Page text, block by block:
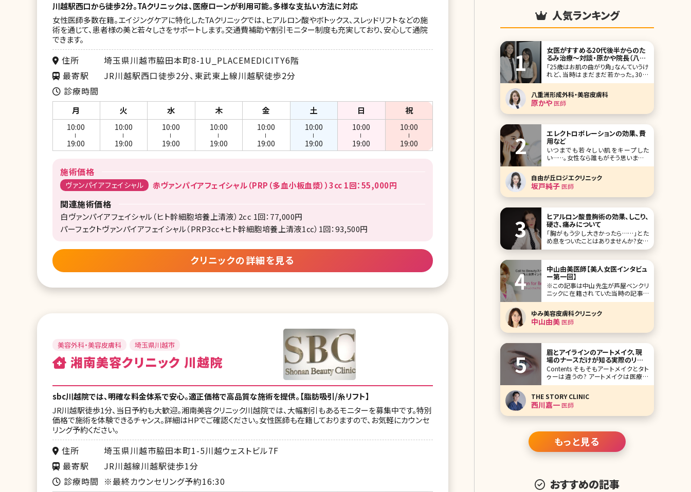
川越駅西口から徒歩2分。TAクリニックは、医療ローンが利用可能。多様な支払い方法に対応
女性医師多数在籍。エイジングケアに特化したTAクリニックでは、ヒアルロン酸やボトックス、スレッドリフトなどの施
術を通じて、患者様の美と若々しさをサポートします。交通費補助や割引モニター制度も充実しており、安心して通院
できます。
住所
埼玉県川越市脇田本町8-1U_PLACEMEDICITY6階
最寄駅
JR川越駅西口徒歩2分、東武東上線川越駅徒歩2分
診療時間
月 火 水 木 金 土 日 祝
10:00
19:00
10:00
19:00
10:00
19:00
10:00
19:00
10:00
19:00
10:00
19:00
10:00
19:00
10:00
19:00
施術価格
ヴァンパイアフェイシャル 赤ヴァンパイアフェイシャル（PRP（多血小板血漿））3cc 1回：55,000円
関連施術価格
白ヴァンパイアフェイシャル（ヒト幹細胞培養上清液）2cc 1回：77,000円
パーフェクトヴァンパイアフェイシャル（PRP3cc+ヒト幹細胞培養上清液1㏄）1回：93,500円
クリニックの詳細を見る
美容外科・美容皮膚科 埼玉県川越市
湘南美容クリニック 川越院
sbc川越院では、明確な料金体系で安心。適正価格で高品質な施術を提供。【脂肪吸引/糸リフト】
JR川越駅徒歩1分、当日予約も大歓迎。湘南美容クリニック川越院では、大幅割引もあるモニターを募集中です。特別
価格で施術を体験できるチャンス。詳細はHPでご確認ください。女性医師も在籍しておりますので、お気軽にカウンセ
リング予約ください。
住所
埼玉県川越市脇田本町1-5川越ウェストビル7F
最寄駅
JR川越線川越駅徒歩1分
診療時間 ※最終カウンセリング予約16:30
人気ランキング
女医がすすめる20代後半からのた
るみ治療〜対談・原かや院長（八重
洲形成外科・美容皮膚科）✕北条か
や〜
「25歳はお肌の曲がり角」なんていうけ
れど、当時はまだまだ若かった。30歳
が近づくにつれ、気になる頬のたるみ、
毛穴、目元……。アンチエイジングを始
めるにはまだ早い気がするけれど、ど
んなケアをすればいいの?美容皮膚科・
外科って怖くない?そんな疑問を解決す
八重洲形成外科・美容皮膚科
原かや医師
エレクトロポレーションの効果、費
用など
いつまでも若々しい肌をキープした
い……。女性なら誰もがそう思いますよ
ね。自宅でのケアはもちろん、美容外
科・美容皮膚科でもさまざまな美肌治
療を受けることができますが、リスクの
伴うものやダウンタイムがある施術は
受けたくないという方もいるのではな
自由が丘ロジエクリニック
坂戸純子医師
ヒアルロン酸豊胸術の効果、しこり、
硬さ、痛みについて
「胸がもう少し大きかったら……」とた
め息をついたことはありませんか?女性
なら誰もが憧れる豊かなバスト。でも、
な手術は怖くて受けられないという方
も多いでしょう。そこで、考えてみたいの
がヒアルロン酸注射によ
中山由美医師【美人女医インタビュ
ー第一回】
※この記事は中山先生が芦屋ベンクリ
ニックに在籍されていた当時の記事で
す。 美人女医に美容医療に対する思い
を掘り下げて聞く新シリーズです。美容
整形、美肌、アンチエイジング、脱毛な
ど女性ならば興味がある分野の医療
面でのスペシャリスト、インタビューの
ゆみ美容皮膚科クリニック
中山由美医師
眉とアイラインのアートメイク、現
場のナースだけが知る実際のリス
ク、失敗例、修正について
Contents そもそもアートメイクとタト
ゥーは違うの? アートメイクは医療行
為 アートメイクの施術部位 アートメイ
アートメイクのリスク 眉とアイライン
のアートメイクのメリット 眉とアイライ
ンのアートメイクのデメリット 眉とアイ
THE STORY CLINIC
西川嘉一医師
もっと見る
おすすめの記事